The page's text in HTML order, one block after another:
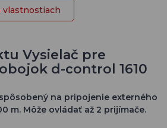
vlastnostiach
Vysielač pre
d-control 1610
na pripojenie externého
m. Môže ovládať až 2 prijímače.